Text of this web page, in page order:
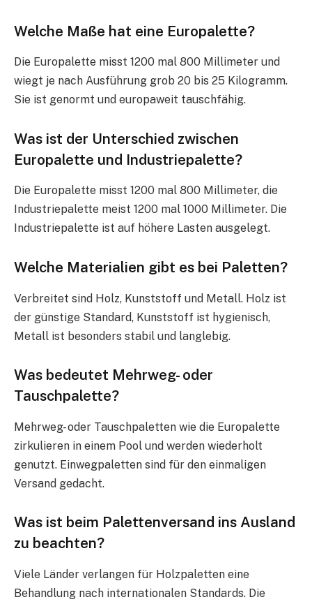
Welche Maße hat eine Europalette?
Die Europalette misst 1200 mal 800 Millimeter und
wiegt je nach Ausführung grob 20 bis 25 Kilogramm.
Sie ist genormt und europaweit tauschfähig.
Was ist der Unterschied zwischen
Europalette und Industriepalette?
Die Europalette misst 1200 mal 800 Millimeter, die
Industriepalette meist 1200 mal 1000 Millimeter. Die
Industriepalette ist auf höhere Lasten ausgelegt.
Welche Materialien gibt es bei Paletten?
Verbreitet sind Holz, Kunststoff und Metall. Holz ist
der günstige Standard, Kunststoff ist hygienisch,
Metall ist besonders stabil und langlebig.
Was bedeutet Mehrweg- oder
Tauschpalette?
Mehrweg- oder Tauschpaletten wie die Europalette
zirkulieren in einem Pool und werden wiederholt
genutzt. Einwegpaletten sind für den einmaligen
Versand gedacht.
Was ist beim Palettenversand ins Ausland
zu beachten?
Viele Länder verlangen für Holzpaletten eine
Behandlung nach internationalen Standards. Die